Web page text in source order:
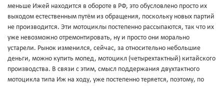
меньше Ижей находится в обороте в РФ, это обусловлено просто их
выходом естественным путём из обращения, поскольку новых партий
не производится. Эти мотоциклы постепенно рассыпаются, так что их
уже невозможно отремонтировать, ну и просто они морально
устарели. Рынок изменился, сейчас, за относительно небольшие
деньги, можно купить мопед, мотоцикл (четырехтактный) китайского
производства. В связи с этим, смысл поддержания двухтактного
мотоцикла типа Иж на ходу, уже постепенно теряется, поэтому, по